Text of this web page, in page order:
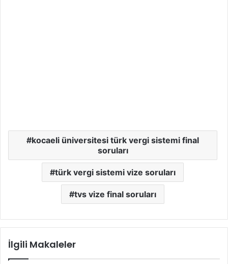
kocaeli üniversitesi türk vergi sistemi final
soruları
türk vergi sistemi vize soruları
tvs vize final soruları
İlgili Makaleler